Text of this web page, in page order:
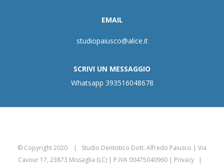
EMAIL
studiopaiusco@alice.it
SCRIVI UN MESSAGGIO
Whatsapp 393516048678
© Copyright 2020 | Studio Dentistico Dott. Alfredo Paiusco | Via
Cavour 17, 23873 Missaglia (LC) | P.IVA 00475040960 | Privacy|